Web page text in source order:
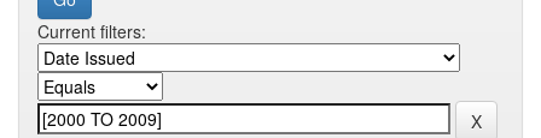
Current filters: